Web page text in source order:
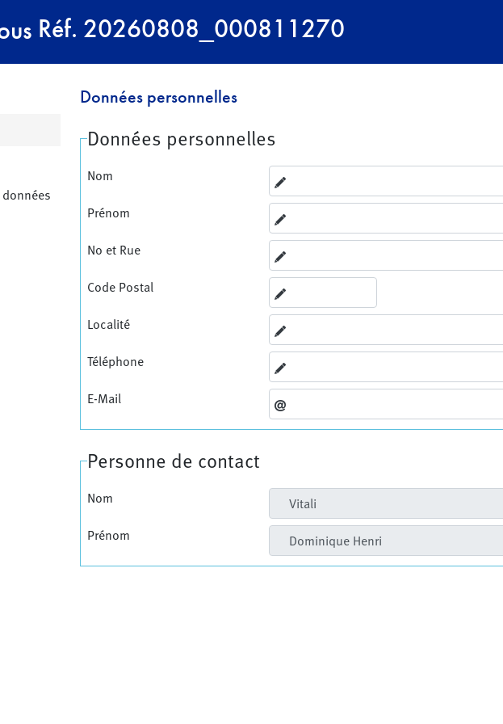
Réf. 20260808_000811270
Données personnelles
Données personnelles
Nom
Prénom
No et Rue
Code Postal
Localité
Téléphone
E-Mail
Personne de contact
Nom
Prénom